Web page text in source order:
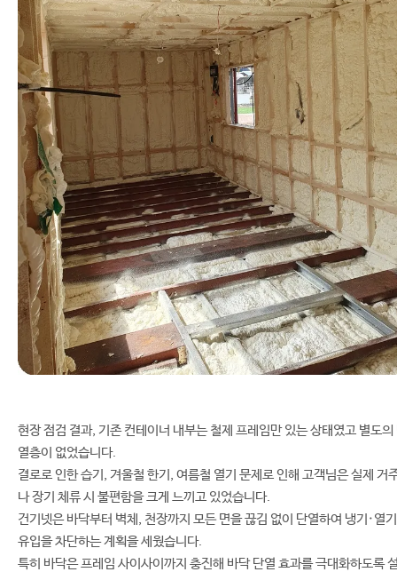
현장 점검 결과, 기존 컨테이너 내부는 철제 프레임만 있는 상태였고 별도의
열층이 없었습니다.
결로로 인한 습기, 겨울철 한기, 여름철 열기 문제로 인해 고객님은 실제 거
나 장기 체류 시 불편함을 크게 느끼고 있었습니다.
건기넷은 바닥부터 벽체, 천장까지 모든 면을 끊김 없이 단열하여 냉기·열기
유입을 차단하는 계획을 세웠습니다.
특히 바닥은 프레임 사이사이까지 충진해 바닥 단열 효과를 극대화하도록